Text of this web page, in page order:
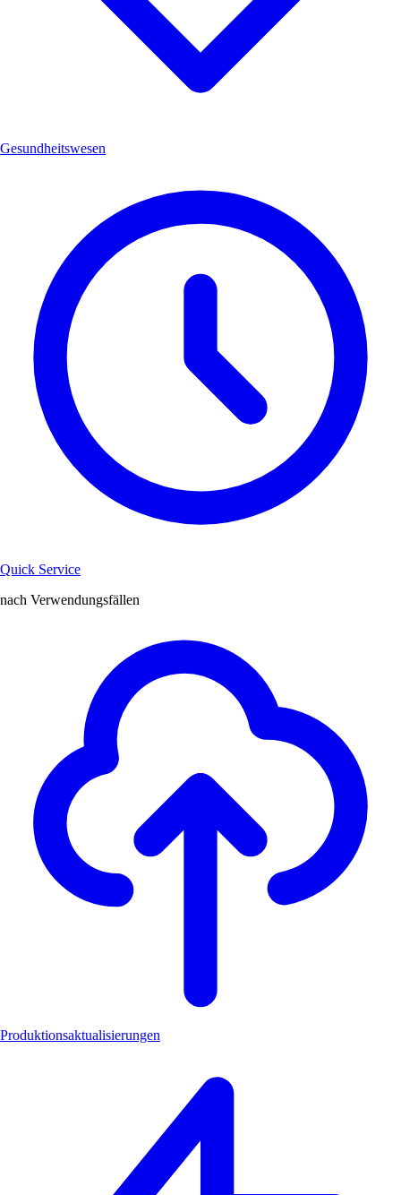
Gesundheitswesen
Quick Service
nach Verwendungsfällen
Produktionsaktualisierungen